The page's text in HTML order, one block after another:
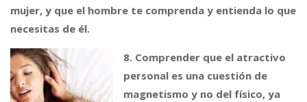
mujer, y que el hombre te comprenda y entienda lo que
necesitas de él.
8. Comprender que el atractivo
personal es una cuestión de
magnetismo y no del físico, ya